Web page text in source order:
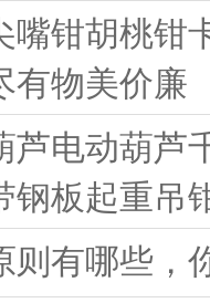
嘴钳胡桃钳
有物美价廉
芦电动葫芦
钢板起重吊
则有哪些，